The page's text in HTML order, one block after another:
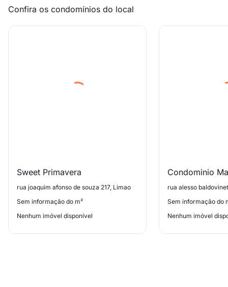
Confira os condomínios do local
Sweet Primavera
rua joaquim afonso de souza 217, Limao
Sem informação do m²
Nenhum imóvel disponível
Condominio
rua alesso
Sem informação do
Nenhum imóvel